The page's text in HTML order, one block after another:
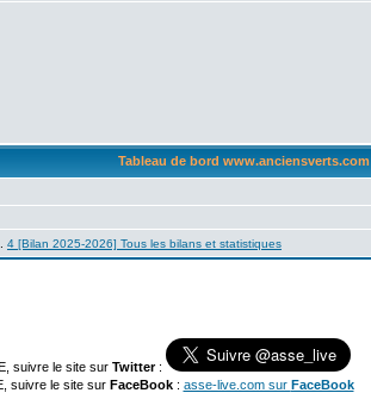
Tableau de bord www.anciensverts.com
4 [Bilan 2025-2026] Tous les bilans et statistiques
suivre le site sur Twitter:
suivre le site sur FaceBook: asse-live.com sur FaceBook